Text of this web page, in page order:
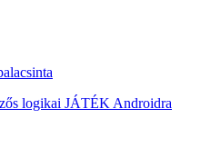
logikai JÁTÉK Androidra